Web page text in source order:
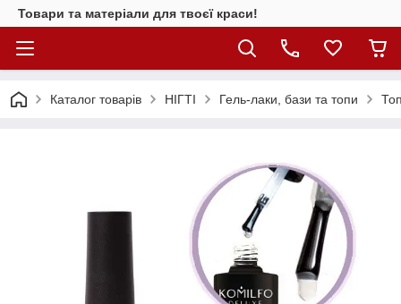
Товари та матеріали для твоєї краси!
Каталог товарiв НІГТІ Гель-лаки, бази та топи